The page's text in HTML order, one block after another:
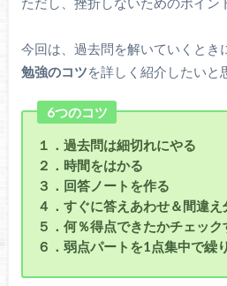
今回は、過去問を解いていくとき
勉強のコツを詳しく紹介したいと
6つのコツ
１．過去問は細切れにやる
２．時間をはかる
３．回答ノートを作る
４．すぐに答えあわせ＆間違え
５．何％得点できたかチェック
６．弱点パートを1点集中で繰